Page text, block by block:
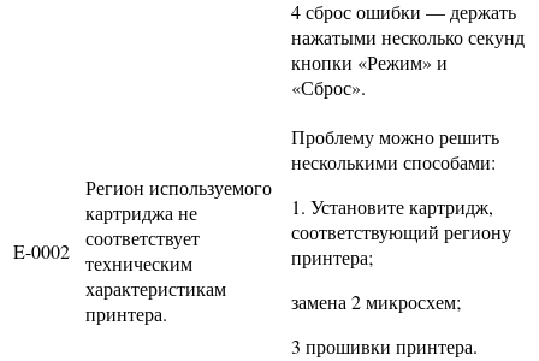
4 сброс ошибки — держать
нажатыми несколько секунд
кнопки «Режим» и
«Сброс».
E-0002
Регион используемого
картриджа не
соответствует
техническим
характеристикам
принтера.
Проблему можно решить
несколькими способами:
1. Установите картридж,
соответствующий региону
принтера;
замена 2 микросхем;
3 прошивки принтера.